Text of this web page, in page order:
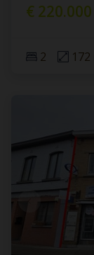
€ 220.000
2 172